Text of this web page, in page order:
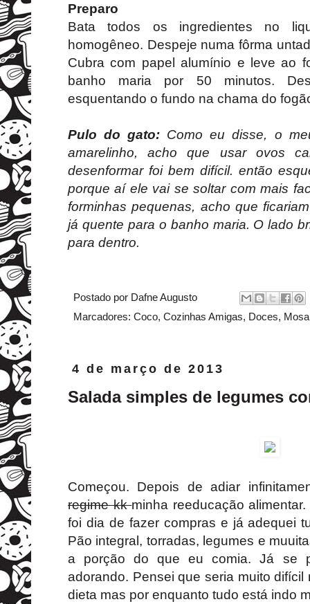
Preparo
Bata todos os ingredientes no
homogêneo. Despeje numa fôrma
Cubra com papel alumínio e leve ao
banho maria por 50 minutos.
esquentando o fundo na chama do
Pulo do gato: Como eu disse, o
amarelinho, acho que usar ovos
desenformar foi bem difícil. então
porque aí ele vai se soltar com mais
forminhas pequenas, acho que
já quente para o banho maria. O lado
para dentro.
Postado por Dafne Augusto
Marcadores: Coco, Cozinhas Amigas, Doces,
4 de março de 2013
Salada simples de legumes
Começou. Depois de adiar
regime kkminha reeducação
foi dia de fazer compras e já adequei
Pão integral, torradas, legumes e
a porção do que eu comia. Já se
adorando. Pensei que seria muito
dieta mas por enquanto tudo está indo